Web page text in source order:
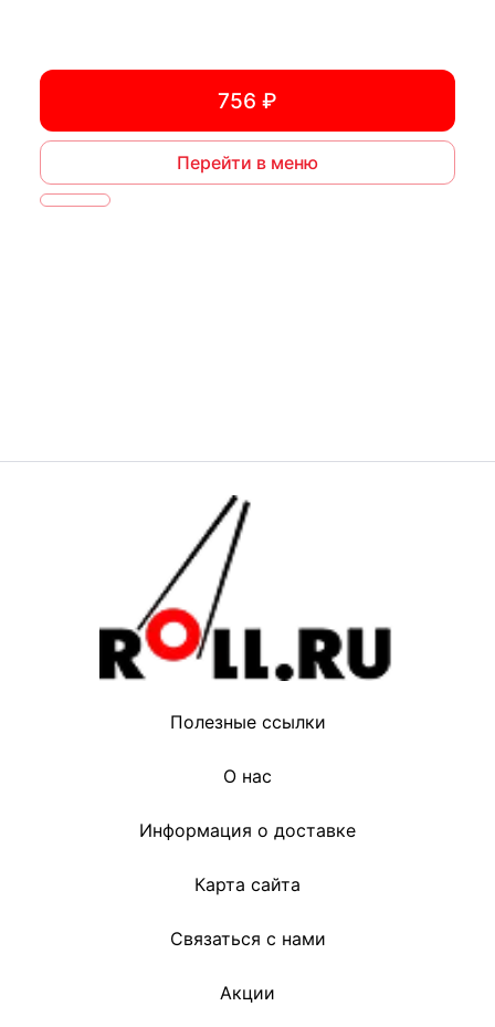
756 ₽
Перейти в меню
Полезные ссылки
О нас
Информация о доставке
Карта сайта
Связаться с нами
Акции